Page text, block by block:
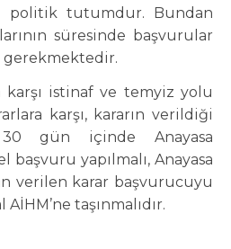
politik tutumdur. Bundan
süresinde başvurular
gerekmektedir.
karşı istinaf ve temyiz yolu
karşı, kararın verildiği
gün içinde Anayasa
başvuru yapılmalı, Anayasa
verilen karar başvurucuyu
taşınmalıdır.